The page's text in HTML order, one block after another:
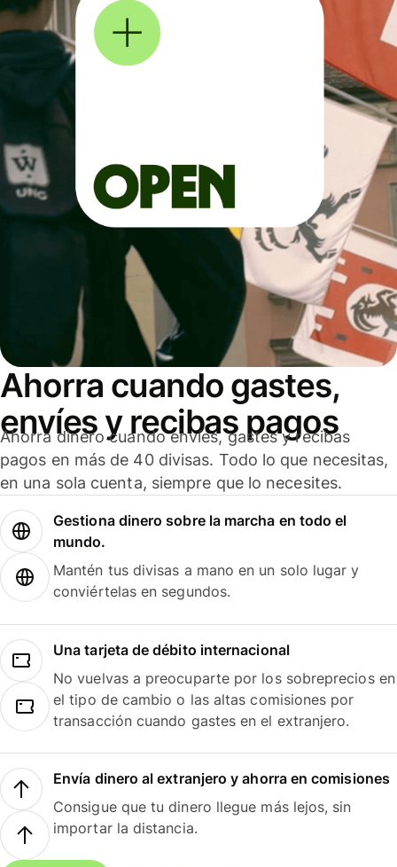
Ahorra cuando gastes,
envíes y recibas pagos
Ahorra dinero cuando envíes, gastes y recibas
pagos en más de 40 divisas. Todo lo que necesitas,
en una sola cuenta, siempre que lo necesites.
Gestiona dinero sobre la marcha en todo el
mundo.
Mantén tus divisas a mano en un solo lugar y
conviértelas en segundos.
Una tarjeta de débito internacional
No vuelvas a preocuparte por los sobreprecios en
el tipo de cambio o las altas comisiones por
transacción cuando gastes en el extranjero.
Envía dinero al extranjero y ahorra en comisiones
Consigue que tu dinero llegue más lejos, sin
importar la distancia.